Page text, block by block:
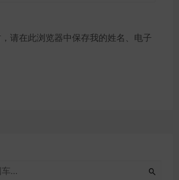
，请在此浏览器中保存我的姓名、电子